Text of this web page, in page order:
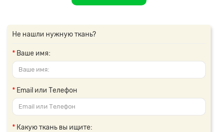
Не нашли нужную ткань?
Ваше имя:
Email или Телефон
Какую ткань вы ищите: